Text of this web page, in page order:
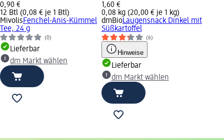
0,90 €
12 Btl (0,08 € je 1 Btl)
MivolisFenchel-Anis-Kümmel
Tee, 24 g
(0)
Lieferbar
dm Markt wählen
1,60 €
0,08 kg (20,00 € je 1 kg)
dmBioLaugensnack Dinkel mit
Süßkartoffel
(6)
Hinweise
Lieferbar
dm Markt wählen